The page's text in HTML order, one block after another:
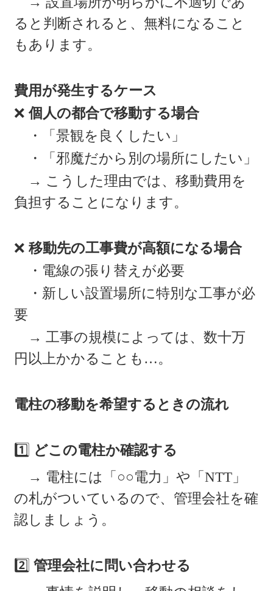
ると判断されると、無料になること
もあります。
費用が発生するケース
❌個人の都合で移動する場合
・「景観を良くしたい」
・「邪魔だから別の場所にしたい」
→ こうした理由では、移動費用を
負担することになります。
❌移動先の工事費が高額になる場合
・電線の張り替えが必要
・新しい設置場所に特別な工事が必
要
→ 工事の規模によっては、数十万
円以上かかることも…。
電柱の移動を希望するときの流れ
1️⃣ どこの電柱か確認する
→ 電柱には「○○電力」や「NTT」
の札がついているので、管理会社を確
認しましょう。
2️⃣管理会社に問い合わせる